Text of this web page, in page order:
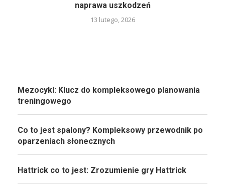
naprawa uszkodzeń
13 lutego, 2026
Mezocykl: Klucz do kompleksowego planowania
treningowego
Co to jest spalony? Kompleksowy przewodnik po
oparzeniach słonecznych
Hattrick co to jest: Zrozumienie gry Hattrick